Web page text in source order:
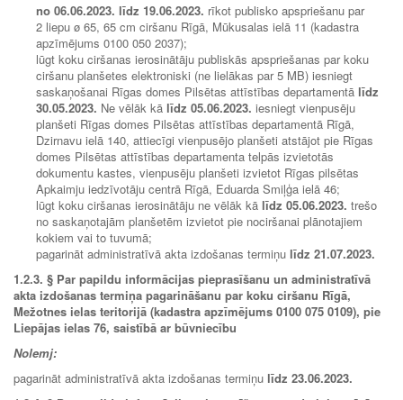
no 06.06.2023. līdz 19.06.2023. rīkot publisko apspriešanu par
2 liepu ø 65, 65 cm ciršanu Rīgā, Mūkusalas ielā 11 (kadastra
apzīmējums 0100 050 2037);
lūgt koku ciršanas ierosinātāju publiskās apspriešanas par koku
ciršanu planšetes elektroniski (ne lielākas par 5 MB) iesniegt
saskaņošanai Rīgas domes Pilsētas attīstības departamentā līdz
30.05.2023. Ne vēlāk kā līdz 05.06.2023. iesniegt vienpusēju
planšeti Rīgas domes Pilsētas attīstības departamentā Rīgā,
Dzirnavu ielā 140, attiecīgi vienpusējo planšeti atstājot pie Rīgas
domes Pilsētas attīstības departamenta telpās izvietotās
dokumentu kastes, vienpusēju planšeti izvietot Rīgas pilsētas
Apkaimju iedzīvotāju centrā Rīgā, Eduarda Smiļģa ielā 46;
lūgt koku ciršanas ierosinātāju ne vēlāk kā līdz 05.06.2023. trešo
no saskaņotajām planšetēm izvietot pie nociršanai plānotajiem
kokiem vai to tuvumā;
pagarināt administratīvā akta izdošanas termiņu līdz 21.07.2023.
1.2.3. § Par papildu informācijas pieprasīšanu un administratīvā
akta izdošanas termiņa pagarināšanu par koku ciršanu Rīgā,
Mežotnes ielas teritorijā (kadastra apzīmējums 0100 075 0109), pie
Liepājas ielas 76, saistībā ar būvniecību
Nolemj:
pagarināt administratīvā akta izdošanas termiņu līdz 23.06.2023.